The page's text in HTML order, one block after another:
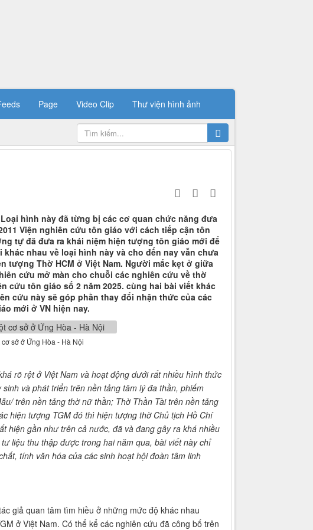
Page Video Clip Thư viện hình ảnh
hình này đã từng bị các cơ quan chức năng đưa
Viện nghiên cứu tôn giáo với cách tiếp cận tôn
tự đã đưa ra khái niệm hiện tượng tôn giáo mới để
nhau về loại hình này và cho đến nay vẫn chưa
Thờ HCM ở Việt Nam. Người mắc kẹt ở giữa
cứu mở màn cho chuỗi các nghiên cứu về thờ
cứu tôn giáo số 2 năm 2025. cùng hai bài viết khác
cứu này sẽ góp phần thay đổi nhận thức của các
mới ở VN hiện nay.
sở ở Ứng Hòa - Hà Nội
rõ rệt ở Việt Nam và hoạt động dưới rất nhiều hình thức
sinh và phát triển trên nền tảng tâm lý đa thần, phiếm
trên nền tảng thờ nữ thần; Thờ Thần Tài trên nền tảng
hiện tượng TGM đó thì hiện tượng thờ Chủ tịch Hồ Chí
hiệngần như trên cả nước, đã và đang gây ra khá nhiều
liệu thu thập được trong hai năm qua, bài viết này chỉ
tính văn hóa của các sinh hoạt hội đoàn tâm linh
quan tâm tìm hiều ở những mức độ khác nhau
ở Việt Nam. Có thể kể các nghiên cứu đã công bố trên